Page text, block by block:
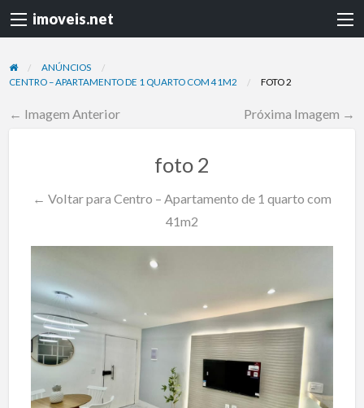
imoveis.net
ANÚNCIOS
CENTRO – APARTAMENTO DE 1 QUARTO COM 41M2
FOTO 2
← Imagem Anterior Próxima Imagem →
foto 2
← Voltar para Centro – Apartamento de 1 quarto com
41m2